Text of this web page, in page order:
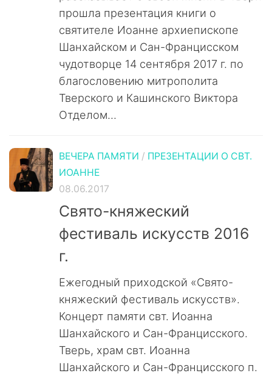
прошла презентация книги о
святителе Иоанне архиепископе
Шанхайском и Сан-Францисском
чудотворце 14 сентября 2017 г. по
благословению митрополита
Тверского и Кашинского Виктора
Отделом...
ВЕЧЕРА ПАМЯТИ / ПРЕЗЕНТАЦИИ О СВТ.
ИОАННЕ
08.06.2017
Свято-княжеский
фестиваль искусств 2016
г.
Ежегодный приходской «Свято-
княжеский фестиваль искусств».
Концерт памяти свт. Иоанна
Шанхайского и Сан-Францисского.
Тверь, храм свт. Иоанна
Шанхайского и Сан-Францисского п.